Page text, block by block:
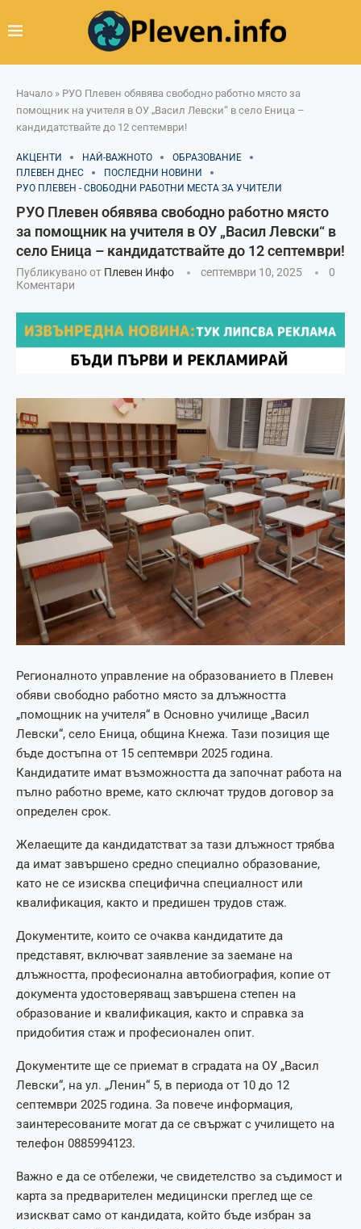
Начало » РУО Плевен обявява свободно работно място за
помощник на учителя в ОУ „Васил Левски“ в село Еница –
кандидатствайте до 12 септември!
АКЦЕНТИ НАЙ-ВАЖНОТО
ОБРАЗОВАНИЕ
ПЛЕВЕН ДНЕС
ПОСЛЕДНИ НОВИНИ
РУО ПЛЕВЕН - СВОБОДНИ РАБОТНИ МЕСТА ЗА УЧИТЕЛИ
РУО Плевен обявява свободно работно място
за помощник на учителя в ОУ „Васил Левски“ в
село Еница – кандидатствайте до 12 септември!
Публикувано от Плевен Инфо септември 10, 2025
0
Коментари
Регионалното управление на образованието в Плевен
обяви свободно работно място за длъжността
„помощник на учителя“ в Основно училище „Васил
Левски“, село Еница, община Кнежа. Тази позиция ще
бъде достъпна от 15 септември 2025 година.
Кандидатите имат възможността да започнат работа на
пълно работно време, като сключат трудов договор за
определен срок.
Желаещите да кандидатстват за тази длъжност трябва
да имат завършено средно специално образование,
като не се изисква специфична специалност или
квалификация, както и предишен трудов стаж.
Документите, които се очаква кандидатите да
представят, включват заявление за заемане на
длъжността, професионална автобиография, копие от
документа удостоверяващ завършена степен на
образование и квалификация, както и справка за
придобития стаж и професионален опит.
Документите ще се приемат в сградата на ОУ „Васил
Левски“, на ул. „Ленин“ 5, в периода от 10 до 12
септември 2025 година. За повече информация,
заинтересованите могат да се свържат с училището на
телефон 0885994123.
Важно е да се отбележи, че свидетелство за съдимост и
карта за предварителен медицински преглед ще се
изискват само от кандидата, който бъде избран за